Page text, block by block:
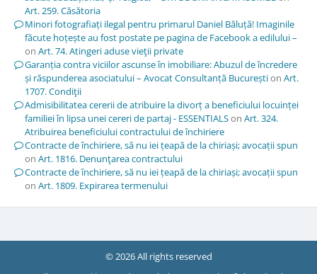
Art. 259. Căsătoria
Minori fotografiați ilegal pentru primarul Daniel Băluță! Imaginile
făcute hoțește au fost postate pe pagina de Facebook a edilului –
on Art. 74. Atingeri aduse vieţii private
Garanția contra viciilor ascunse în imobiliare: Abuzul de încredere
și răspunderea asociatului – Avocat Consultanță Bucureștion Art.
1707. Condiţii
Admisibilitatea cererii de atribuire la divorț a beneficiului locuinței
familiei în lipsa unei cereri de partaj - ESSENTIALSon Art. 324.
Atribuirea beneficiului contractului de închiriere
Contracte de închiriere, să nu iei țeapă de la chiriași; avocații spun
on Art. 1816. Denunţarea contractului
Contracte de închiriere, să nu iei țeapă de la chiriași; avocații spun
on Art. 1809. Expirarea termenului
© 2026 All rights reserved